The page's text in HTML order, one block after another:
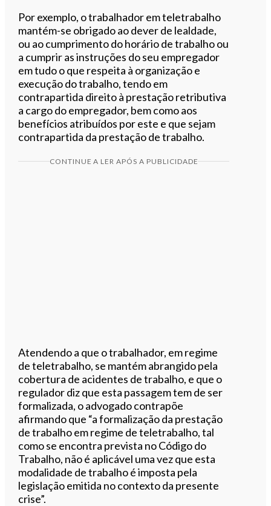
Por exemplo, o trabalhador em teletrabalho
mantém-se obrigado ao dever de lealdade,
ou ao cumprimento do horário de trabalho ou
a cumprir as instruções do seu empregador
em tudo o que respeita à organização e
execução do trabalho, tendo em
contrapartida direito à prestação retributiva
a cargo do empregador, bem como aos
benefícios atribuídos por este e que sejam
contrapartida da prestação de trabalho.
CONTINUE A LER APÓS A PUBLICIDADE
Atendendo a que o trabalhador, em regime
de teletrabalho, se mantém abrangido pela
cobertura de acidentes de trabalho, e que o
regulador diz que esta passagem tem de ser
formalizada, o advogado contrapõe
afirmando que “aformalização da prestação
de trabalho em regime de teletrabalho, tal
como se encontra prevista no Código do
Trabalho, não é aplicável uma vez que esta
modalidade de trabalho é imposta pela
legislação emitida no contexto da presente
crise”.